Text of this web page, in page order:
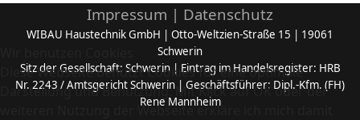
Impressum | Datenschutz
WIBAU Haustechnik GmbH | Otto-Weltzien-Straße 15 | 19061
Schwerin
Sitz der Gesellschaft: Schwerin | Eintrag im Handelsregister: HRB
Nr. 2243 / Amtsgericht Schwerin | Geschäftsführer: Dipl.-Kfm. (FH)
Rene Mannheim
Diese Webseite benutzt Cookies für eine optimale
Darstellung und Benutzung. Mit Klick auf OK oder der
weiteren Nutzung der Webseite erkläre ich mich damit